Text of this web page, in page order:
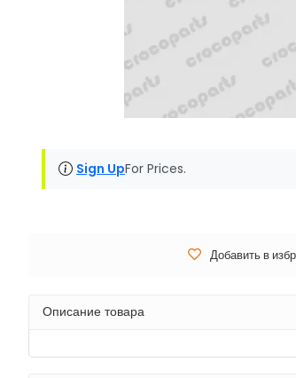
Sign UpFor Prices.
Добавить в
Описание товара